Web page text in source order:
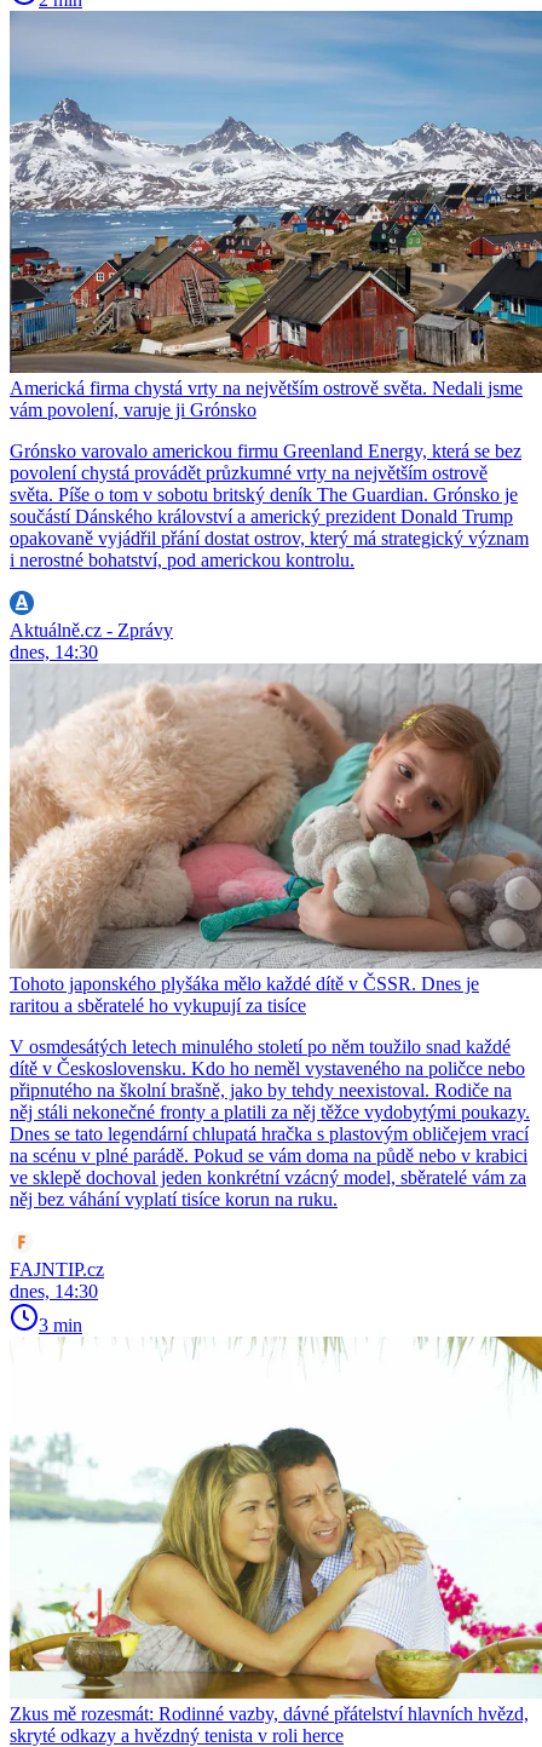
Americká firma chystá vrty na největším ostrově světa. Nedali jsme
vám povolení, varuje ji Grónsko
Grónsko varovalo americkou firmu Greenland Energy, která se bez
povolení chystá provádět průzkumné vrty na největším ostrově
světa. Píše o tom v sobotu britský deník The Guardian. Grónsko je
součástí Dánského království a americký prezident Donald Trump
opakovaně vyjádřil přání dostat ostrov, který má strategický význam
i nerostné bohatství, pod americkou kontrolu.
Aktuálně.cz - Zprávy
dnes, 14:30
Tohoto japonského plyšáka mělo každé dítě v ČSSR. Dnes je
raritou a sběratelé ho vykupují za tisíce
V osmdesátých letech minulého století po něm toužilo snad každé
dítě v Československu. Kdo ho neměl vystaveného na poličce nebo
připnutého na školní brašně, jako by tehdy neexistoval. Rodiče na
něj stáli nekonečné fronty a platili za něj těžce vydobytými poukazy.
Dnes se tato legendární chlupatá hračka s plastovým obličejem vrací
na scénu v plné parádě. Pokud se vám doma na půdě nebo v krabici
ve sklepě dochoval jeden konkrétní vzácný model, sběratelé vám za
něj bez váhání vyplatí tisíce korun na ruku.
FAJNTIP.cz
dnes, 14:30
3 min
Zkus mě rozesmát: Rodinné vazby, dávné přátelství hlavních hvězd,
skryté odkazy a hvězdný tenista v roli herce